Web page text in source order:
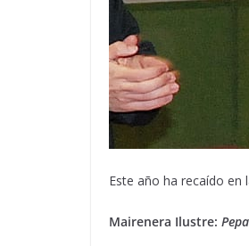
Este año ha recaído en
Mairenera Ilustre: